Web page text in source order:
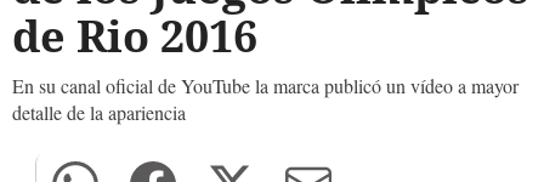
de Rio 2016
En su canal oficial de YouTube la marca publicó un vídeo a mayor
detalle de la apariencia